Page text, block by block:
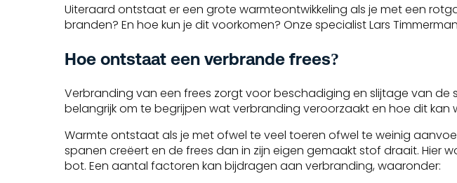
Uiteraard ontstaat er een grote warmteontwikkeling als je met een
branden? En hoe kun je dit voorkomen? Onze specialist Lars
Hoe ontstaat een verbrande frees?
Verbranding van een frees zorgt voor beschadiging en slijtage van
belangrijk om te begrijpen wat verbranding veroorzaakt en hoe dit kan
Warmte ontstaat als je met ofwel te veel toeren ofwel te weinig
spanen creëert en de frees dan in zijn eigen gemaakt stof draait. Hier
bot. Een aantal factoren kan bijdragen aan verbranding, waaronder: